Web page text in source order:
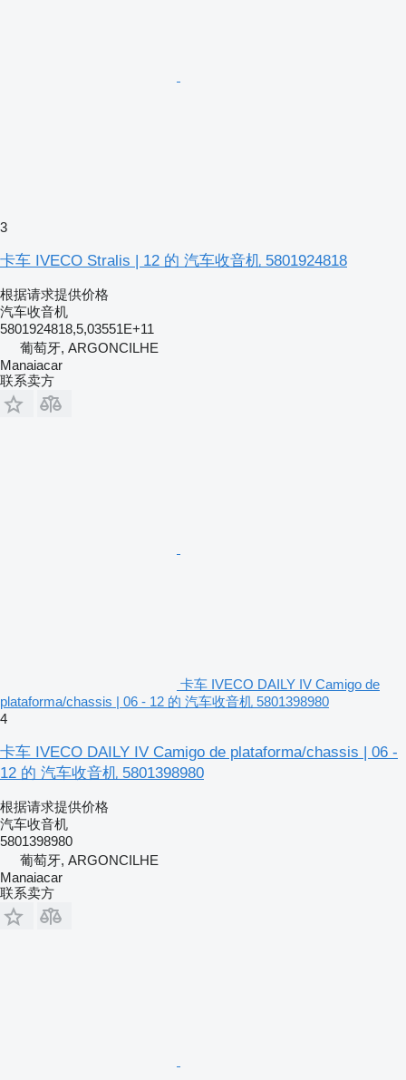
3
卡车 IVECO Stralis | 12 的 汽车收音机 5801924818
根据请求提供价格
汽车收音机
5801924818,5,03551E+11
葡萄牙, ARGONCILHE
Manaiacar
联系卖方
卡车 IVECO DAILY IV Camigo de
plataforma/chassis | 06 - 12 的 汽车收音机 5801398980
4
卡车 IVECO DAILY IV Camigo de plataforma/chassis | 06 -
12 的 汽车收音机 5801398980
根据请求提供价格
汽车收音机
5801398980
葡萄牙, ARGONCILHE
Manaiacar
联系卖方